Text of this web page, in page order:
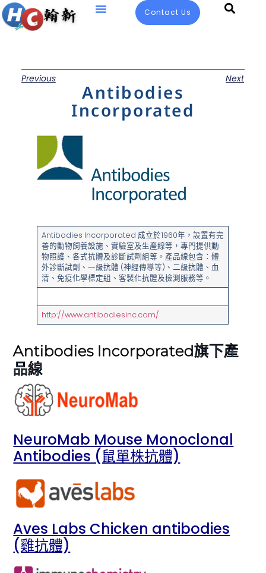
Contact Us
Previous Next
Antibodies
Incorporated
Antibodies Incorporated 成立於1960年，設置有完
善的動物飼養設施、實驗室及生產線等，專門提供動
物照護、各式抗體及診斷試劑組等。產品線包含：體
外診斷試劑、一級抗體 (神經傳導等)、二級抗體、血
清、免疫化學標定組、客製化抗體及檢測服務等。
http://www.antibodiesinc.com/
Antibodies Incorporated旗下產
品線
NeuroMab Mouse Monoclonal
Antibodies (鼠單株抗體)
Aves Labs Chicken antibodies
(雞抗體)